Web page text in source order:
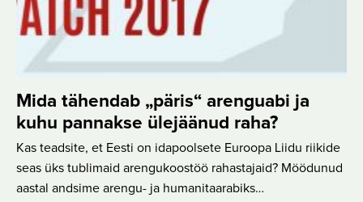
Mida tähendab „päris“ arenguabi ja
kuhu pannakse ülejäänud raha?
Kas teadsite, et Eesti on idapoolsete Euroopa Liidu riikide
seas üks tublimaid arengukoostöö rahastajaid? Möödunud
aastal andsime arengu- ja humanitaarabiks…